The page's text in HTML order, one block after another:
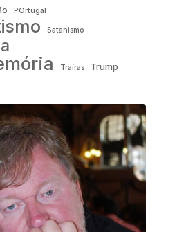
POrtugal
Satanismo
Traíras Trump